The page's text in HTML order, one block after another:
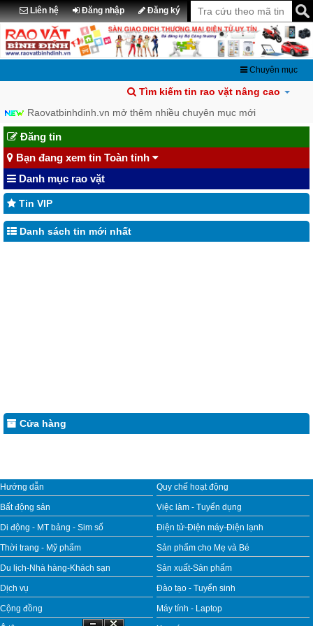
Liên hệ Đăng nhập Đăng ký
Chuyên mục
Tìm kiếm tin rao vặt nâng cao
Raovatbinhdinh.vn mở thêm nhiều chuyên mục mới
Đăng tin
Bạn đang xem tin Toàn tỉnh
Danh mục rao vặt
Tin VIP
Danh sách tin mới nhất
Cửa hàng
Hướng dẫn Quy chế hoạt động
Bất động sản Việc làm - Tuyển dụng
Di động - MT bảng - Sim số Điện tử-Điện máy-Điện lạnh
Thời trang - Mỹ phẩm Sản phẩm cho Mẹ và Bé
Du lịch-Nhà hàng-Khách sạn Sản xuất-Sản phẩm
Dịch vụ Đào tạo - Tuyển sinh
Cộng đồng Máy tính - Laptop